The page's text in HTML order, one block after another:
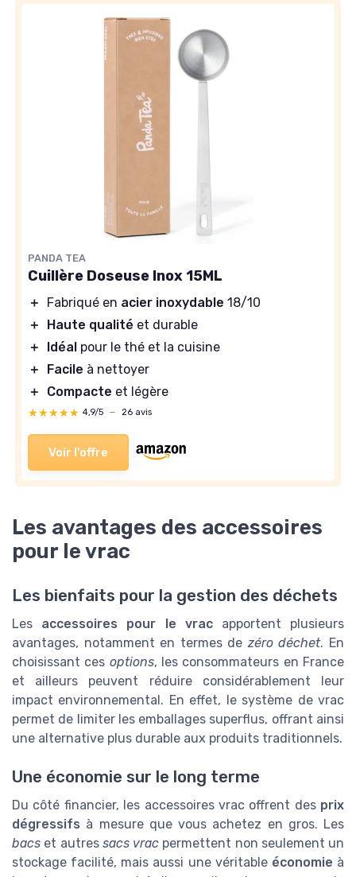
PANDA TEA
Cuillère Doseuse Inox 15ML
＋ Fabriqué en acier inoxydable 18/10
＋
Haute qualité et durable
＋
Idéal pour le thé et la cuisine
＋
Facile à nettoyer
＋
Compacte et légère
★★★★★
★★★★★ 4,9/5 — 26 avis
Voir l'offre
Les avantages des accessoires
pour le vrac
Les bienfaits pour la gestion des déchets
Les accessoires pour le vracapportent plusieurs
avantages, notamment en termes de zéro déchet. En
choisissant ces options, les consommateurs en France
et ailleurs peuvent réduire considérablement leur
impact environnemental. En effet, le système de vrac
permet de limiter les emballages superflus, offrant ainsi
une alternative plus durable aux produits traditionnels.
Une économie sur le long terme
Du côté financier, les accessoires vrac offrent des prix
dégressifs à mesure que vous achetez en gros. Les
bacs et autres sacs vrac permettent non seulement un
stockage facilité, mais aussi une véritable économie à